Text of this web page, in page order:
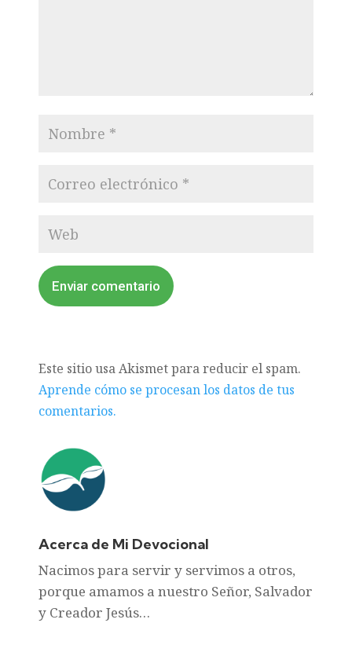
Enviar comentario
Este sitio usa Akismet para reducir el spam.
Aprende cómo se procesan los datos de tus
comentarios.
Acerca de Mi Devocional
Nacimos para servir y servimos a otros,
porque amamos a nuestro Señor, Salvador
y Creador Jesús…